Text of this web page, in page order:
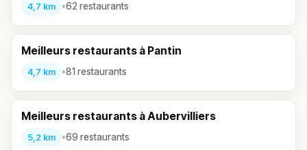
4,7 km •62 restaurants
Meilleurs restaurants à Pantin
4,7 km •81 restaurants
Meilleurs restaurants à Aubervilliers
5,2 km •69 restaurants